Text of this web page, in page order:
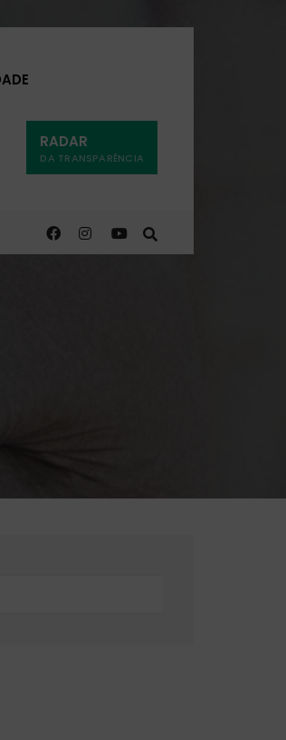
RADAR
DA TRANSPARÊNCIA